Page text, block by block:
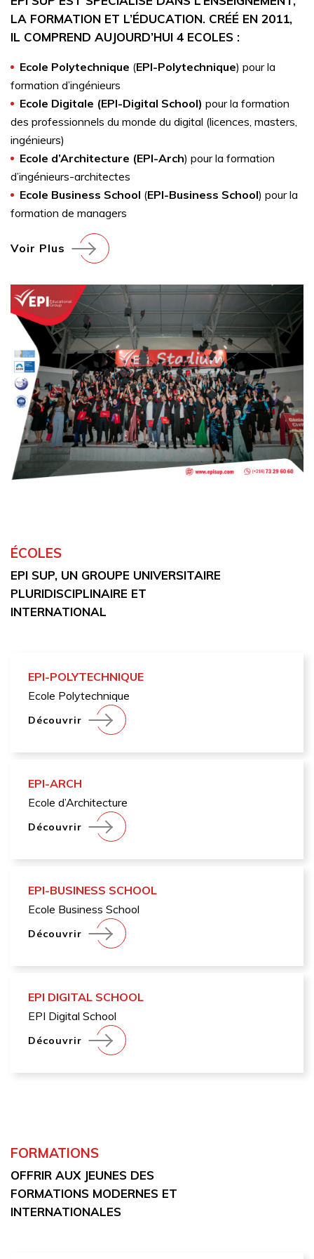
LA FORMATION ET L’ÉDUCATION. CRÉÉ EN 2011,
IL COMPREND AUJOURD’HUI 4 ECOLES :
Ecole Polytechnique (EPI-Polytechnique) pour la
formation d’ingénieurs
Ecole Digitale (EPI-Digital School) pour la formation
des professionnels du monde du digital (licences, masters,
ingénieurs)
Ecole d’Architecture (EPI-Arch) pour la formation
d’ingénieurs-architectes
Ecole Business School (EPI-Business School) pour la
formation de managers
Voir Plus
ÉCOLES
EPI SUP, UN GROUPE UNIVERSITAIRE
PLURIDISCIPLINAIRE ET
INTERNATIONAL
EPI-POLYTECHNIQUE
Ecole Polytechnique
Découvrir
EPI-ARCH
Ecole d’Architecture
Découvrir
EPI-BUSINESS SCHOOL
Ecole Business School
Découvrir
EPI DIGITAL SCHOOL
EPI Digital School
Découvrir
FORMATIONS
OFFRIR AUX JEUNES DES
FORMATIONS MODERNES ET
INTERNATIONALES